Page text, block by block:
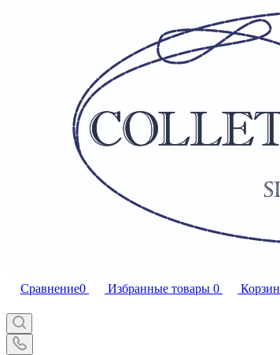
Сравнение0 Избранные товары 0